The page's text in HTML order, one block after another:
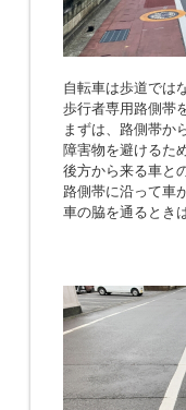
自転車は歩道では
歩行者専用路側帯
まずは、路側帯か
障害物を避けるた
後方から来る車と
路側帯に沿って車
車の脇を通るとき